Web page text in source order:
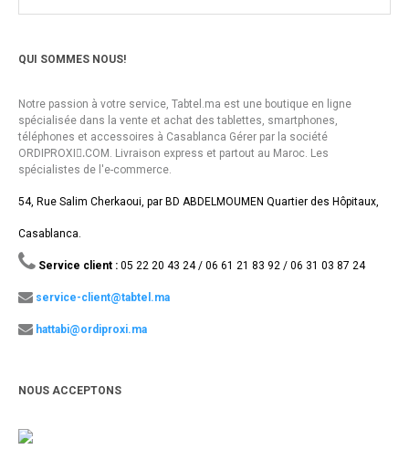
QUI SOMMES NOUS!
Notre passion à votre service, Tabtel.ma est une boutique en ligne
spécialisée dans la vente et achat des tablettes, smartphones,
téléphones et accessoires à Casablanca Gérer par la société
ORDIPROXI.ِCOM. Livraison express et partout au Maroc. Les
spécialistes de l'e-commerce.
54, Rue Salim Cherkaoui, par BD ABDELMOUMEN Quartier des Hôpitaux,
Casablanca.
Service client : 05 22 20 43 24 / 06 61 21 83 92 / 06 31 03 87 24
service-client@tabtel.ma
hattabi@ordiproxi.ma
NOUS ACCEPTONS